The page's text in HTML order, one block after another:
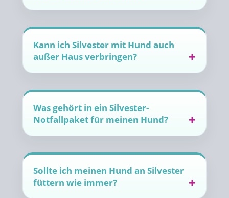
Kann ich Silvester mit Hund auch
außer Haus verbringen?
Was gehört in ein Silvester-
Notfallpaket für meinen Hund?
Sollte ich meinen Hund an Silvester
füttern wie immer?